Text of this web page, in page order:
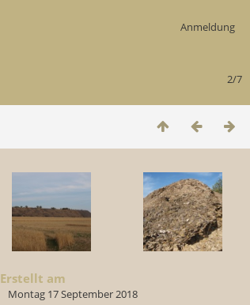
Anmeldung
2/7
Erstellt am
Montag 17 September 2018